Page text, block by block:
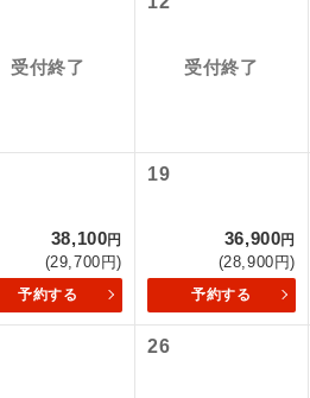
受付終了 受付終了
38,100円
(29,700円)
予約する
19
36,900円
(28,900円)
予約する
26
なります。
りますので、コールセンター及び
バスガイドが乗務し、車
ユネスコに登録されてい
絶景スポットに立ち寄る
温泉地にも宿泊するコー